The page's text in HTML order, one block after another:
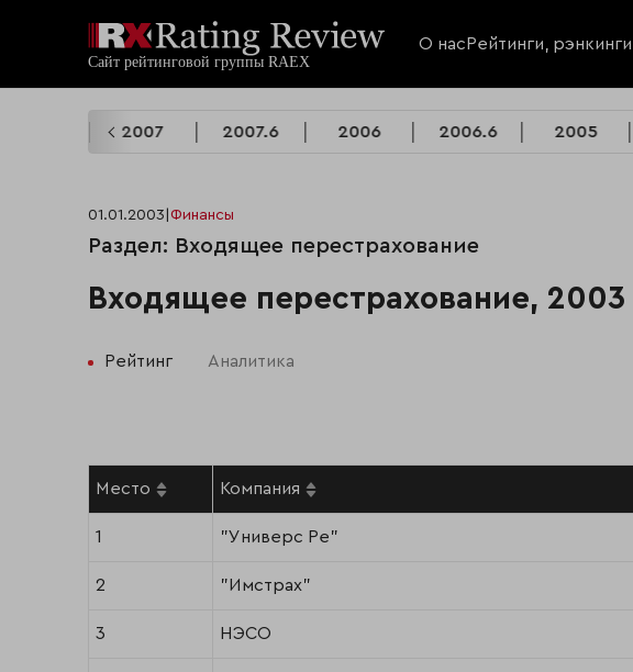
О нас Рейтинги, рэнкинги
2007 2007.6 2006 2006.6 2005
01.01.2003 Финансы
Раздел: Входящее перестрахование
Входящее перестрахование, 2003
Рейтинг Аналитика
Место Компания
1 "Универс Ре"
2 "Имстрах"
3 НЭСО